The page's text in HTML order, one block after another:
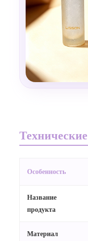
Особенность
Название
продукта
Материал